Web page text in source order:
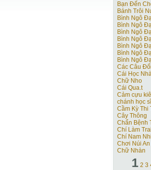
Bạn Đến
Bánh Trôi
Bình Ngô
Bình Ngô
Bình Ngô
Bình Ngô
Bình Ngô
Bình Ngô
Bình Ngô
Các Câu Đối
Cái Học
Chữ Nho
Cái Qua.t
Cảm cựu
chánh học
Cầm Kỳ Thi
Cây Thông
Chẩn Bệnh
Chí Làm Trai
Chí Nam Nhi
Chơi Núi
Chữ Nhàn
1 2 3